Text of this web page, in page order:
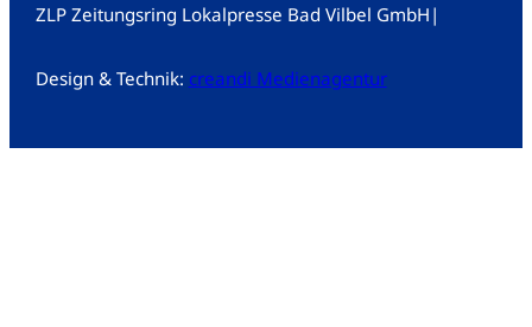
ZLP Zeitungsring Lokalpresse Bad Vilbel GmbH |
Design & Technik: creandi Medienagentur